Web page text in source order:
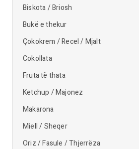
Biskota / Briosh
Bukë e thekur
Çokokrem / Recel / Mjalt
Cokollata
Fruta të thata
Ketchup / Majonez
Makarona
Miell / Sheqer
Oriz / Fasule / Thjerrëza